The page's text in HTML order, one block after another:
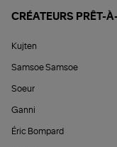
CRÉATEURS PRÊT-
Kujten
Samsoe Samsoe
Soeur
Ganni
Éric Bompard